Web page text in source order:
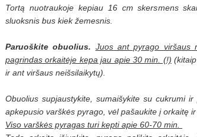
Tortą nuotraukoje kepiau 16 cm skersmens
sluoksnis bus kiek žemesnis.
Paruoškite obuolius. Juos ant pyrago viršaus
pagrindas orkaitėje kepa jau apie 30 min. (!)
ir ant viršaus neišsilaikytų).
Obuolius supjaustykite, sumaišykite su cukrumi
apkepusio varškės pyrago, vėl pašaukite į orkaitę
Viso varškės pyragas turi kepti apie 60-70 min.